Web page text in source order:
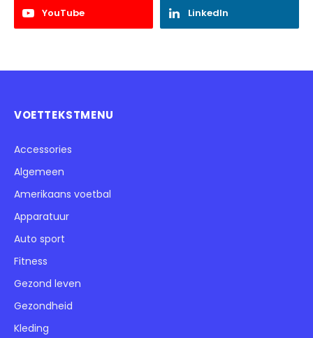
YouTube LinkedIn
VOETTEKSTMENU
Accessories
Algemeen
Amerikaans voetbal
Apparatuur
Auto sport
Fitness
Gezond leven
Gezondheid
Kleding